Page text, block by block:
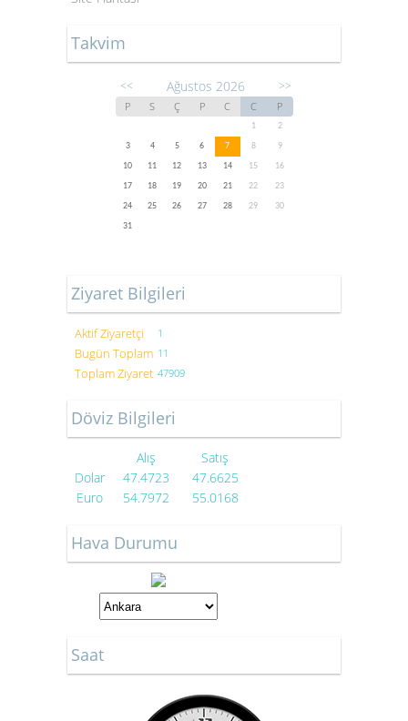
Takvim
<< Ağustos 2026 >>
P S Ç P C C P
1
2
3
4 5 6 7 8
9
10
11 12 13 14 15
16
17
18 19 20 21 22
23
24
25 26 27 28 29
30
31
Ziyaret Bilgileri
Aktif Ziyaretçi 1
Bugün Toplam 11
Toplam Ziyaret 47909
Döviz Bilgileri
Alış
Satış
Dolar
47.4723
47.6625
Euro
54.7972 55.0168
Hava Durumu
Saat